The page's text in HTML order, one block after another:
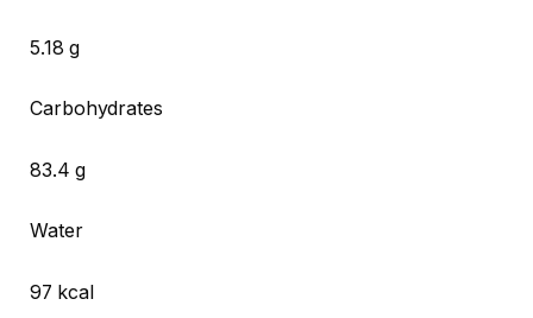
5.18 g
Carbohydrates
83.4 g
Water
97 kcal